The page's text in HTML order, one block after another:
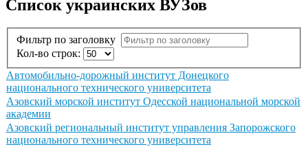
Список украинских ВУЗов
Фильтр по заголовку
Кол-во строк:
Автомобильно-дорожный институт Донецкого
национального технического университета
Азовский морской институт Одесской национальной морской
академии
Азовский региональный институт управления Запорожского
национального технического университета